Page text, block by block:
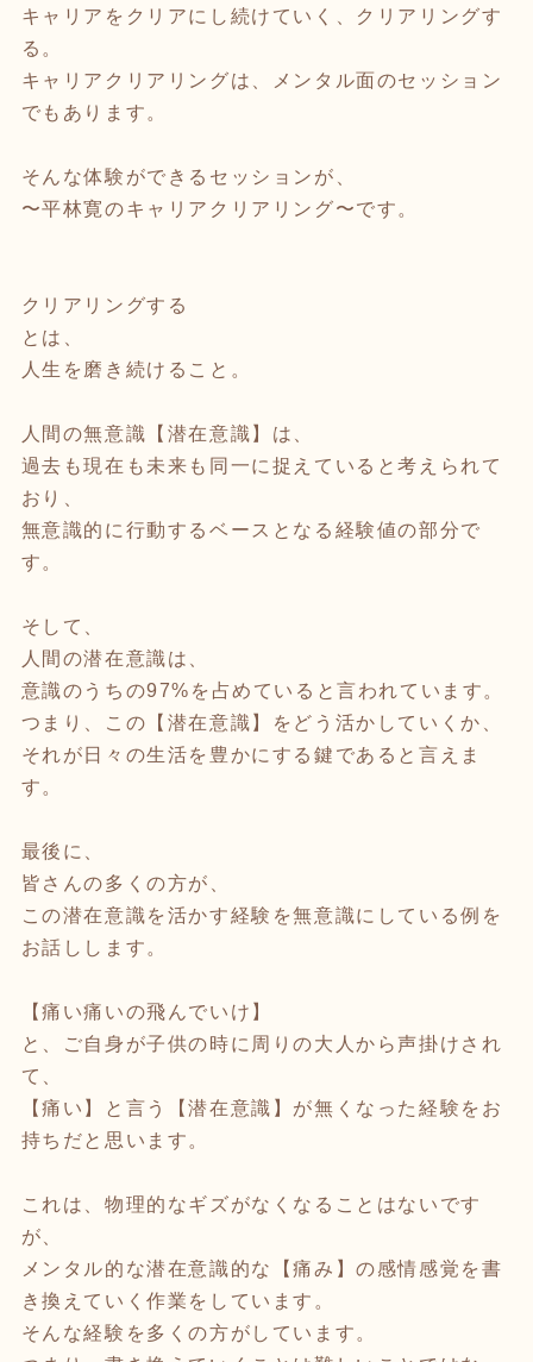
キャリアをクリアにし続けていく、クリアリングす
る。
キャリアクリアリングは、メンタル面のセッション
でもあります。
そんな体験ができるセッションが、
〜平林寛のキャリアクリアリング〜です。
クリアリングする
とは、
人生を磨き続けること。
人間の無意識【潜在意識】は、
過去も現在も未来も同一に捉えていると考えられて
おり、
無意識的に行動するベースとなる経験値の部分で
す。
そして、
人間の潜在意識は、
意識のうちの97%を占めていると言われています。
つまり、この【潜在意識】をどう活かしていくか、
それが日々の生活を豊かにする鍵であると言えま
す。
最後に、
皆さんの多くの方が、
この潜在意識を活かす経験を無意識にしている例を
お話しします。
【痛い痛いの飛んでいけ】
と、ご自身が子供の時に周りの大人から声掛けされ
て、
【痛い】と言う【潜在意識】が無くなった経験をお
持ちだと思います。
これは、物理的なギズがなくなることはないです
が、
メンタル的な潜在意識的な【痛み】の感情感覚を書
き換えていく作業をしています。
そんな経験を多くの方がしています。